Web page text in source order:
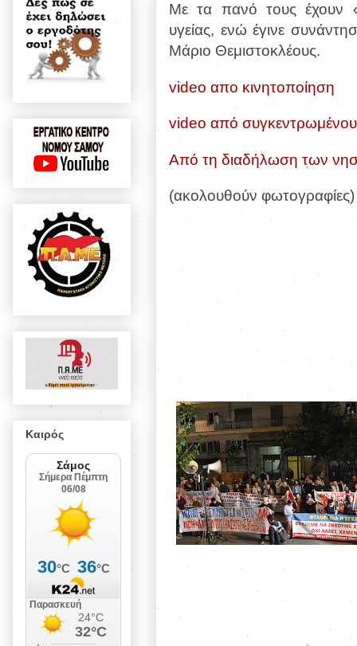
Με τα πανό τους έχουν
υγείας, ενώ έγινε
Μάριο Θεμιστοκλέους.
video απο κινητοποίηση
video από
Από τη διαδήλωση των
(ακολουθούν φωτογραφίες)
Καιρός